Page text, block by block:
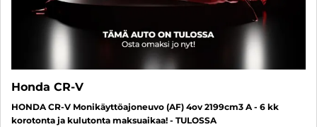
Honda CR-V
HONDA CR-V Monikäyttöajoneuvo (AF) 4ov 2199cm3 A - 6 kk
korotonta ja kulutonta maksuaikaa! - TULOSSA